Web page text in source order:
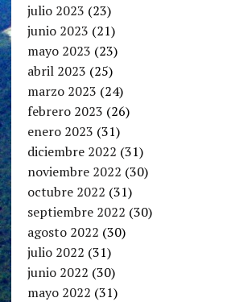
julio 2023 (23)
junio 2023 (21)
mayo 2023 (23)
abril 2023 (25)
marzo 2023 (24)
febrero 2023 (26)
enero 2023 (31)
diciembre 2022 (31)
noviembre 2022 (30)
octubre 2022 (31)
septiembre 2022 (30)
agosto 2022 (30)
julio 2022 (31)
junio 2022 (30)
mayo 2022 (31)